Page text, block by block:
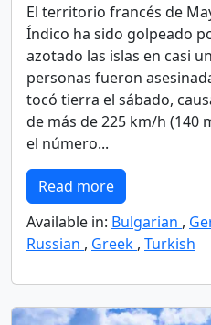
El territorio francés de
Índico ha sido golpeado
azotado las islas en casi
personas fueron
tocó tierra el sábado,
de más de 225 km/h (140
el número...
Read more
Available in: Bulgarian ,
Russian , Greek , Turkish